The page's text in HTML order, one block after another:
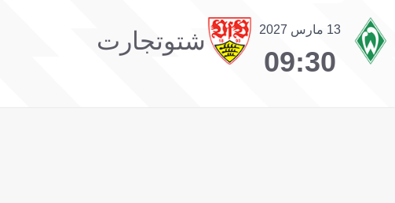
13 مارس 2027
09:30
شتوتجارت